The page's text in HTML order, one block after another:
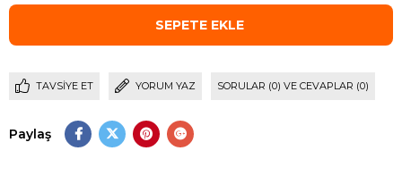
TAVSIYE ET YORUM YAZ SORULAR (0) VE CEVAPLAR (0)
Paylaş